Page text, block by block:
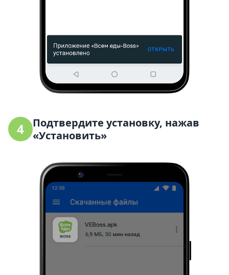
4
Подтвердите установку, нажав
«Установить»